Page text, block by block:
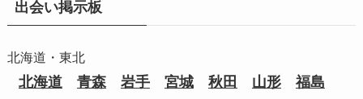
出会い掲示板
北海道・東北
北海道 青森 岩手 宮城 秋田 山形 福島